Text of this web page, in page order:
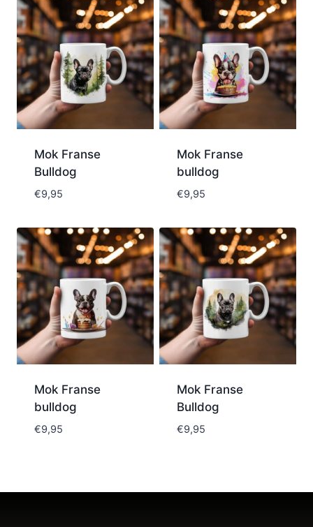
Mok Franse
Bulldog
€9,95
Mok Franse
bulldog
€9,95
Mok Franse
bulldog
€9,95
Mok Franse
Bulldog
€9,95